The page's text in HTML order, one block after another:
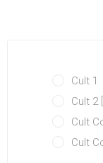
Cult 1
Cult 2
Cult
Cult